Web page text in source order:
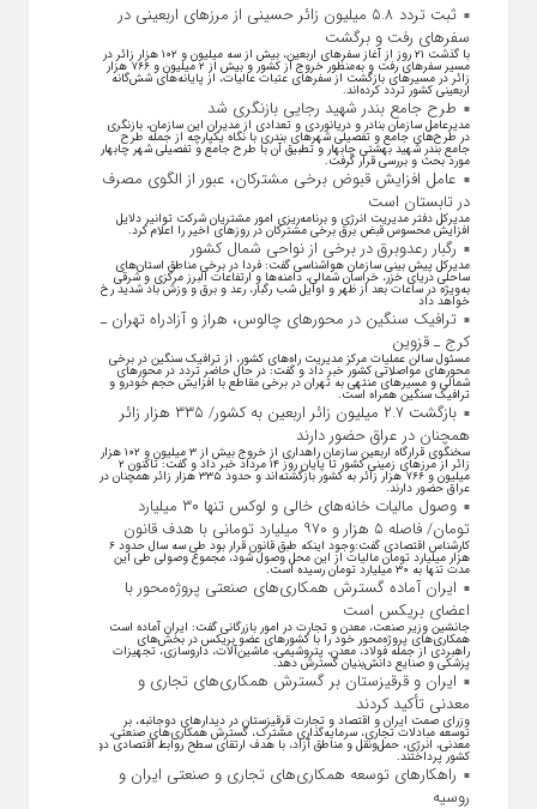
ثبت تردد ۵.۸ میلیون زائر حسینی از مرزهای اربعینی در
سفرهای رفت و برگشت
با گذشت ۲۱ روز از آغاز سفرهای اربعین، بیش از سه میلیون و ۱۰۲ هزار زائر در
مسیر سفرهای رفت و به‌منظور خروج از کشور و بیش از ۲ میلیون و ۷۶۶ هزار
زائر در مسیرهای بازگشت از سفرهای عتبات عالیات، از پایانه‌های شش‌گانه
اربعینی کشور تردد کرده‌اند.
طرح جامع بندر شهید رجایی بازنگری شد
مدیرعامل سازمان بنادر و دریانوردی و تعدادی از مدیران این سازمان، بازنگری
در طرح‌های جامع و تفصیلی شهر‌های بندری با نگاه یکپارچه از جمله طرح
جامع بندر شهید بهشتی چابهار و تطبیق آن با طرح جامع و تفصیلی شهر چابهار
مورد بحث و بررسی قرار گرفت.
عامل افزایش قبوض برخی مشترکان، عبور از الگوی مصرف
در تابستان است
مدیرکل دفتر مدیریت انرژی و برنامه‌ریزی امور مشتریان شرکت توانیر دلایل
افزایش محسوس قبض برق برخی مشترکان در روزهای اخیر را اعلام کرد.
رگبار رعدوبرق در برخی از نواحی شمال کشور
مدیرکل پیش بینی سازمان هواشناسی گفت: فردا در برخی مناطق استان‌های
ساحلی دریای خزر، خراسان شمالی، دامنه‌ها و ارتفاعات البرز مرکزی و شرقی
به‌ویژه در ساعات بعد از ظهر و اوایل شب رگبار، رعد و برق و وزش باد شدید رخ
خواهد داد
ترافیک سنگین در محورهای چالوس، هراز و آزادراه تهران ـ
کرج ـ قزوین
مسئول سالن عملیات مرکز مدیریت راه‌های کشور، از ترافیک سنگین در برخی
محورهای مواصلاتی کشور خبر داد و گفت: در حال حاضر تردد در محورهای
شمالی و مسیرهای منتهی به تهران در برخی مقاطع با افزایش حجم خودرو و
ترافیک سنگین همراه است.
بازگشت ۲.۷ میلیون زائر اربعین به کشور/ ۳۳۵ هزار زائر
همچنان در عراق حضور دارند
سخنگوی قرارگاه اربعین سازمان راهداری از خروج بیش از ۳ میلیون و ۱۰۲ هزار
زائر از مرز‌های زمینی کشور تا پایان روز ۱۴ مرداد خبر داد و گفت: تاکنون ۲
میلیون و ۷۶۶ هزار زائر به کشور بازگشته‌اند و حدود ۳۳۵ هزار زائر همچنان در
عراق حضور دارند.
وصول مالیات خانه‌های خالی و لوکس تنها ۳۰ میلیارد
تومان/ فاصله ۵ هزار و ۹۷۰ میلیارد تومانی با هدف قانون
کارشناس اقتصادی گفت:وجود اینکه طبق قانون قرار بود طی سه سال حدود ۶
هزار میلیارد تومان مالیات از این محل وصول شود، مجموع وصولی طی این
مدت تنها به ۳۰ میلیارد تومان رسیده است.
ایران آماده گسترش همکاری‌های صنعتی پروژه‌محور با
اعضای بریکس است
جانشین وزیر صنعت، معدن و تجارت در امور بازرگانی گفت: ایران آماده است
همکاری‌های پروژه‌محور خود را با کشور‌های عضو بریکس در بخش‌های
راهبردی از جمله فولاد، معدن، پتروشیمی، ماشین‌آلات، داروسازی، تجهیزات
پزشکی و صنایع دانش‌بنیان گسترش دهد.
ایران و قرقیزستان بر گسترش همکاری‌های تجاری و
معدنی تأکید کردند
وزرای صمت ایران و اقتصاد و تجارت قرقیزستان در دیدار‌های دوجانبه، بر
توسعه مبادلات تجاری، سرمایه‌گذاری مشترک، گسترش همکاری‌های صنعتی،
معدنی، انرژی، حمل‌ونقل و مناطق آزاد، با هدف ارتقای سطح روابط اقتصادی دو
کشور پرداختند.
راهکارهای توسعه همکاری‌های تجاری و صنعتی ایران و
روسیه